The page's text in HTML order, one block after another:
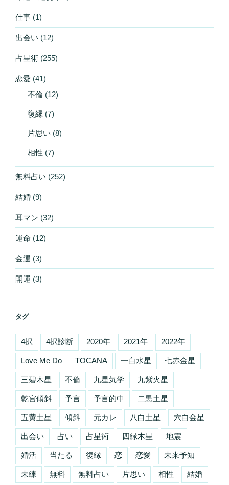
仕事 (1)
出会い (12)
占星術 (255)
恋愛 (41)
不倫 (12)
復縁 (7)
片思い (8)
相性 (7)
無料占い (252)
結婚 (9)
耳マン (32)
運命 (12)
金運 (3)
開運 (3)
タグ
4択 4択診断 2020年 2021年 2022年
Love Me Do TOCANA 一白水星 七赤金星
三碧木星 不倫 九星気学 九紫火星
乾宮傾斜 予言 予言的中 二黒土星
五黄土星 傾斜 元カレ 八白土星 六白金星
出会い 占い 占星術 四緑木星 地震
婚活 当たる 復縁 恋 恋愛 未来予知
未練 無料 無料占い 片思い 相性 結婚